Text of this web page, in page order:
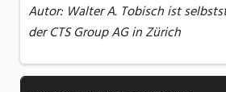
Autor: Walter A. Tobisch ist
der CTS Group AG in Zürich